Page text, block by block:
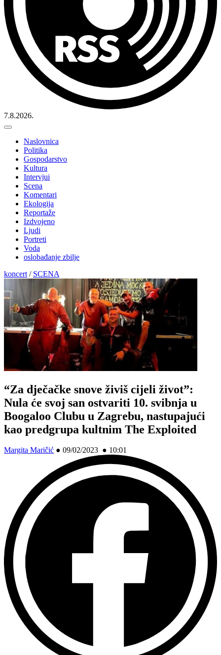
7.8.2026.
Naslovnica
Politika
Gospodarstvo
Kultura
Intervjui
Scena
Komentari
Ekologija
Reportaže
Izdvojeno
Ljudi
Portreti
Voda
oslobađanje zbilje
koncert / SCENA
“Za dječačke snove živiš cijeli život”:
Nula će svoj san ostvariti 10. svibnja u
Boogaloo Clubu u Zagrebu, nastupajući
kao predgrupa kultnim The Exploited
Margita Maričić ● 09/02/2023 ● 10:01